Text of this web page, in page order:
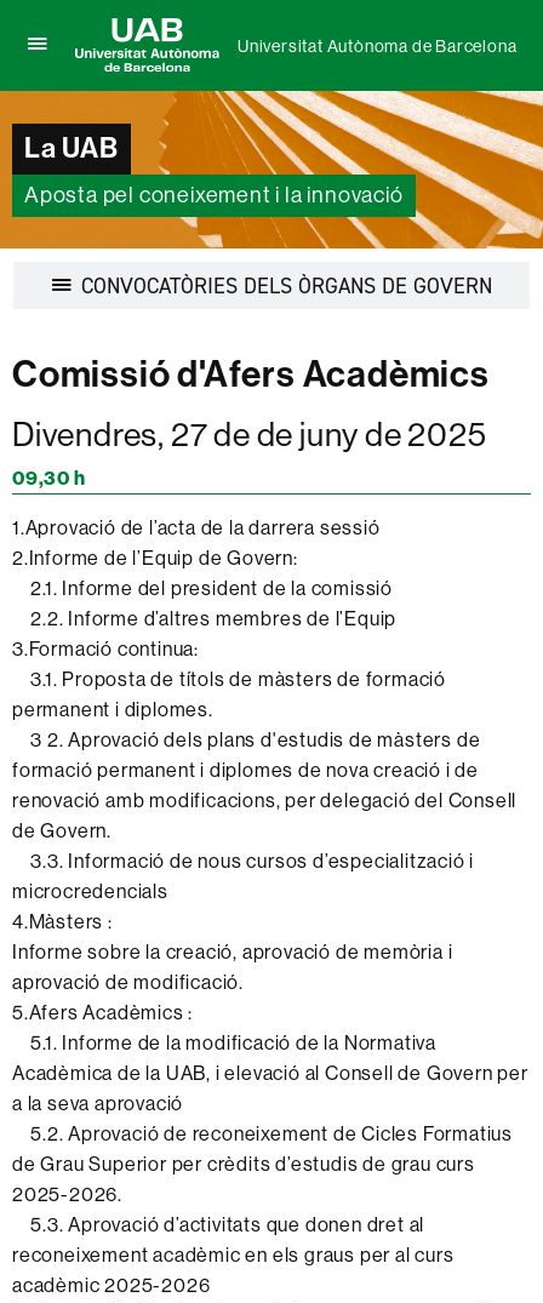
per
menú
de
Universitat
de
Barcelona
Autònoma
de
Barcelona
Universitat Autònoma de Barcelona
La UAB
Aposta pel coneixement i la innovació
CONVOCATÒRIES DELS ÒRGANS DE GOVERN
Comissió d'Afers Acadèmics
Divendres, 27 de de juny de 2025
09,30 h
1.Aprovació de l’acta de la darrera sessió
2.Informe de l’Equip de Govern:
2.1. Informe del president de la comissió
2.2. Informe d’altres membres de l’Equip
3.Formació continua:
3.1. Proposta de títols de màsters de formació
permanent i diplomes.
3 2. Aprovació dels plans d'estudis de màsters de
formació permanent i diplomes de nova creació i de
renovació amb modificacions, per delegació del Consell
de Govern.
3.3. Informació de nous cursos d’especialització i
microcredencials
4.Màsters :
Informe sobre la creació, aprovació de memòria i
aprovació de modificació.
5.Afers Acadèmics :
5.1. Informe de la modificació de la Normativa
Acadèmica de la UAB, i elevació al Consell de Govern per
a la seva aprovació
5.2. Aprovació de reconeixement de Cicles Formatius
de Grau Superior per crèdits d’estudis de grau curs
2025-2026.
5.3. Aprovació d’activitats que donen dret al
reconeixement acadèmic en els graus per al curs
acadèmic 2025-2026